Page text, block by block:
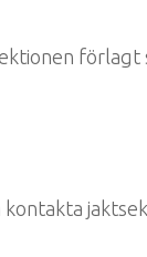
förlagt